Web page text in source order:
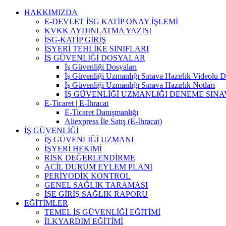
Skip
HAKKIMIZDA
E-DEVLET İSG KATİP ONAY İŞLEMİ
KVKK AYDINLATMA YAZISI
İSG-KATİP GİRİŞ
İŞYERİ TEHLİKE SINIFLARI
İŞ GÜVENLİĞİ DOSYALAR
İş Güvenliği Dosyaları
İş Güvenliği Uzmanlığı Sınava Hazırlık Videolu
İş Güvenliği Uzmanlığı Sınava Hazırlık Notları
İŞ GÜVENLİĞİ UZMANLIĞI DENEME
E-Ticaret | E-İhracat
E-Ticaret Danışmanlığı
Aliexpress İle Satış (E-İhracat)
İŞ GÜVENLİĞİ
İŞ GÜVENLİĞİ UZMANI
İŞYERİ HEKİMİ
RİSK DEĞERLENDİRME
ACİL DURUM EYLEM PLANI
PERİYODİK KONTROL
GENEL SAĞLIK TARAMASI
İŞE GİRİŞ SAĞLIK RAPORU
EĞİTİMLER
TEMEL İŞ GÜVENLİĞİ EĞİTİMİ
İLKYARDIM EĞİTİMİ